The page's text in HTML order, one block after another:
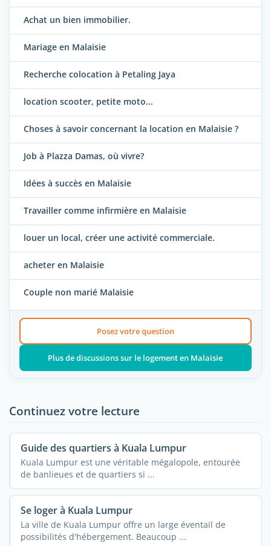
Achat un bien immobilier.
Mariage en Malaisie
Recherche colocation à Petaling Jaya
location scooter, petite moto...
Choses à savoir concernant la location en Malaisie ?
Job à Plazza Damas, où vivre?
Idées à succès en Malaisie
Travailler comme infirmière en Malaisie
louer un local, créer une activité commerciale.
acheter en Malaisie
Couple non marié Malaisie
Posez votre question
Plus de discussions sur le logement en Malaisie
Continuez votre lecture
Guide des quartiers à Kuala Lumpur
Kuala Lumpur est une véritable mégalopole, entourée
de banlieues et de quartiers si ...
Se loger à Kuala Lumpur
La ville de Kuala Lumpur offre un large éventail de
possibilités d'hébergement. Beaucoup ...